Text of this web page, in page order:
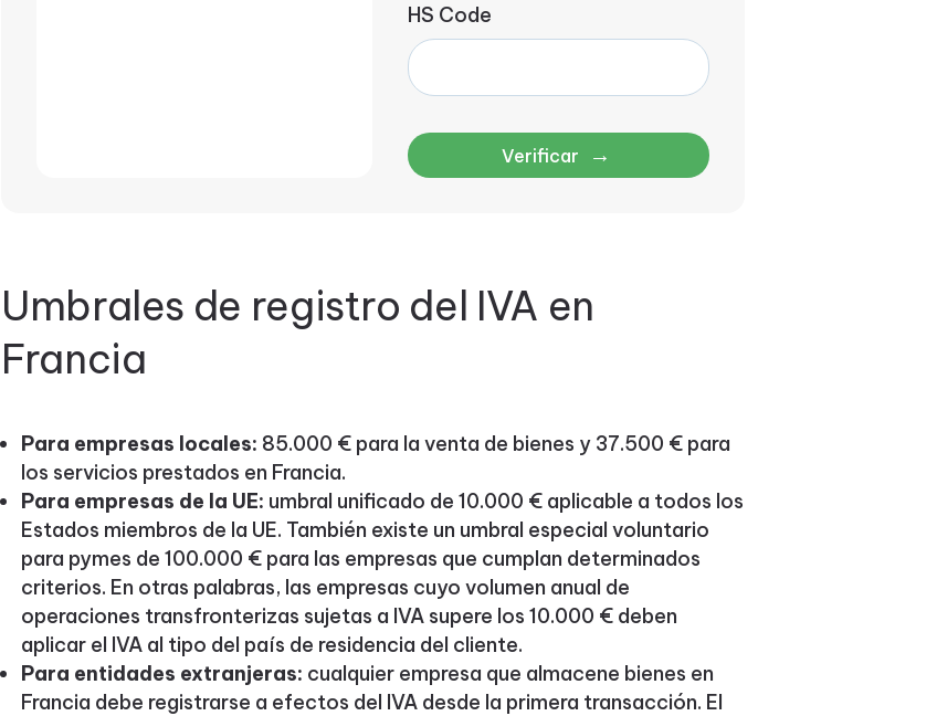
HS Code
Verificar →
Umbrales de registro del IVA en
Francia
Para empresas locales: 85.000 € para la venta de bienes y 37.500 € para
los servicios prestados en Francia.
Para empresas de la UE: umbral unificado de 10.000 € aplicable a todos los
Estados miembros de la UE. También existe un umbral especial voluntario
para pymes de 100.000 € para las empresas que cumplan determinados
criterios. En otras palabras, las empresas cuyo volumen anual de
operaciones transfronterizas sujetas a IVA supere los 10.000 € deben
aplicar el IVA al tipo del país de residencia del cliente.
Para entidades extranjeras: cualquier empresa que almacene bienes en
Francia debe registrarse a efectos del IVA desde la primera transacción. El